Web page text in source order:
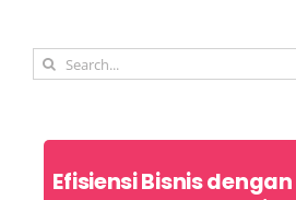
Search
Efisiensi Bisnis